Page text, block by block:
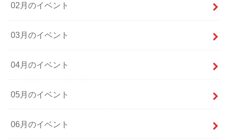
02月のイベント
03月のイベント
04月のイベント
05月のイベント
06月のイベント